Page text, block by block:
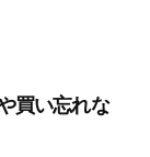
買い忘れな